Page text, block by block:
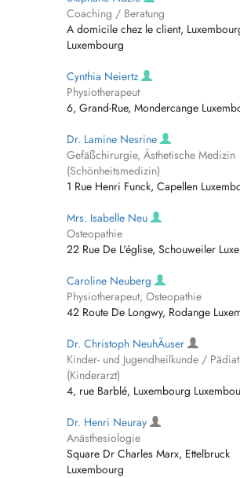
Coaching / Beratung
A domicile chez le client,
Luxembourg
Cynthia Neiertz
Physiotherapeut
6, Grand-Rue, Mondercange
Dr. Lamine Nesrine
Gefäßchirurgie, Ästhetische Medizin
(Schönheitsmedizin)
1 Rue Henri Funck, Capellen
Mrs. Isabelle Neu
Osteopathie
22 Rue De L'église, Schouweiler
Caroline Neuberg
Physiotherapeut, Osteopathie
42 Route De Longwy, Rodange
Dr. Christoph NeuhÄuser
Kinder- und Jugendheilkunde /
(Kinderarzt)
4, rue Barblé, Luxembourg
Dr. Henri Neuray
Anästhesiologie
Square Dr Charles Marx, Ettelbruck
Luxembourg